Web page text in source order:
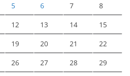
5 6 7 8
12 13 14 15
19 20 21 22
26 27 28 29